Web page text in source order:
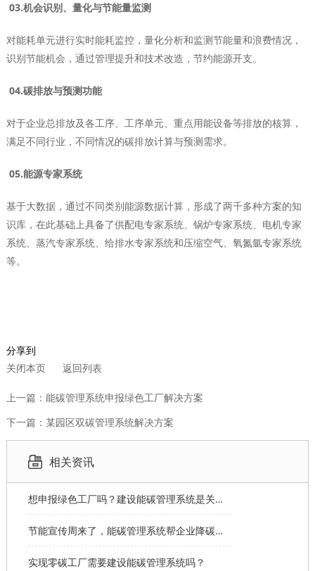
03.机会识别、量化与节能量监测
对能耗单元进行实时能耗监控，量化分析和监测节能量和浪费情况，
识别节能机会，通过管理提升和技术改造，节约能源开支。
04.碳排放与预测功能
对于企业总排放及各工序、工序单元、重点用能设备等排放的核算，
满足不同行业，不同情况的碳排放计算与预测需求。
05.能源专家系统
基于大数据，通过不同类别能源数据计算，形成了两千多种方案的知
识库，在此基础上具备了供配电专家系统、锅炉专家系统、电机专家
系统、蒸汽专家系统、给排水专家系统和压缩空气、氧氮氩专家系统
等。
分享到
关闭本页
返回列表
上一篇：能碳管理系统申报绿色工厂解决方案
下一篇：某园区双碳管理系统解决方案
相关资讯
想申报绿色工厂吗？建设能碳管理系统是关键支撑
节能宣传周来了，能碳管理系统帮企业降碳达标
‌实现零碳工厂需要建设能碳管理系统吗？